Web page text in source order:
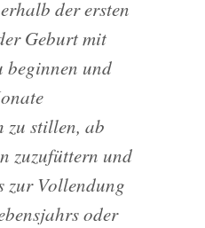
der ersten
Geburt mit
beginnen und
zu stillen, ab
zuzufüttern und
zur Vollendung
oder